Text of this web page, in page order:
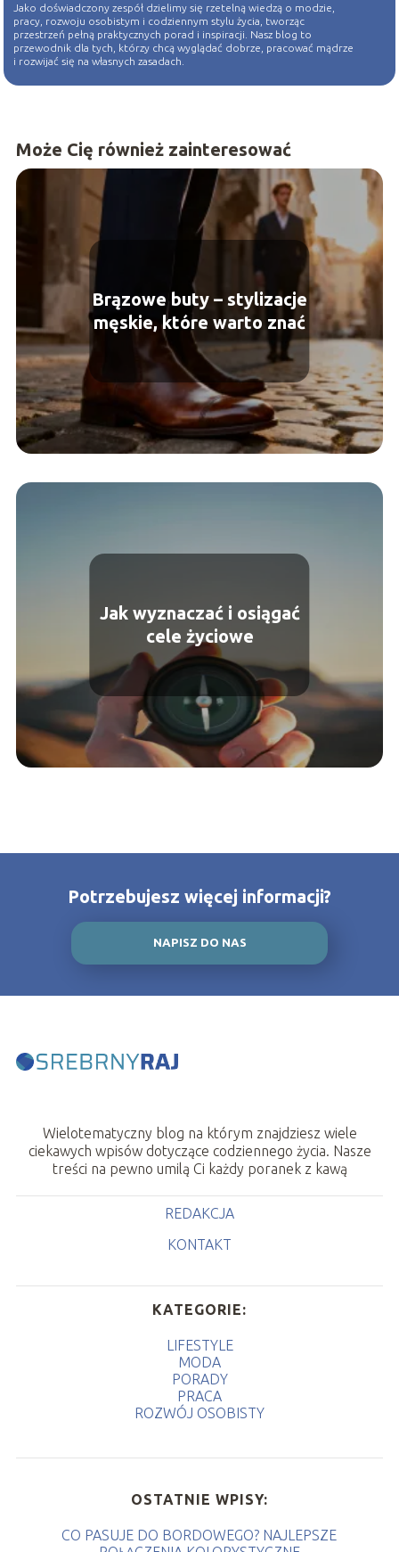
Jako doświadczony zespół dzielimy się rzetelną wiedzą o modzie,
pracy, rozwoju osobistym i codziennym stylu życia, tworząc
przestrzeń pełną praktycznych porad i inspiracji. Nasz blog to
przewodnik dla tych, którzy chcą wyglądać dobrze, pracować mądrze
i rozwijać się na własnych zasadach.
Może Cię również zainteresować
Brązowe buty – stylizacje
męskie, które warto znać
Jak wyznaczać i osiągać
cele życiowe
Potrzebujesz więcej informacji?
NAPISZ DO NAS
Wielotematyczny blog na którym znajdziesz wiele
ciekawych wpisów dotyczące codziennego życia. Nasze
treści na pewno umilą Ci każdy poranek z kawą
REDAKCJA
KONTAKT
KATEGORIE:
LIFESTYLE
MODA
PORADY
PRACA
ROZWÓJ OSOBISTY
OSTATNIE WPISY:
CO PASUJE DO BORDOWEGO? NAJLEPSZE